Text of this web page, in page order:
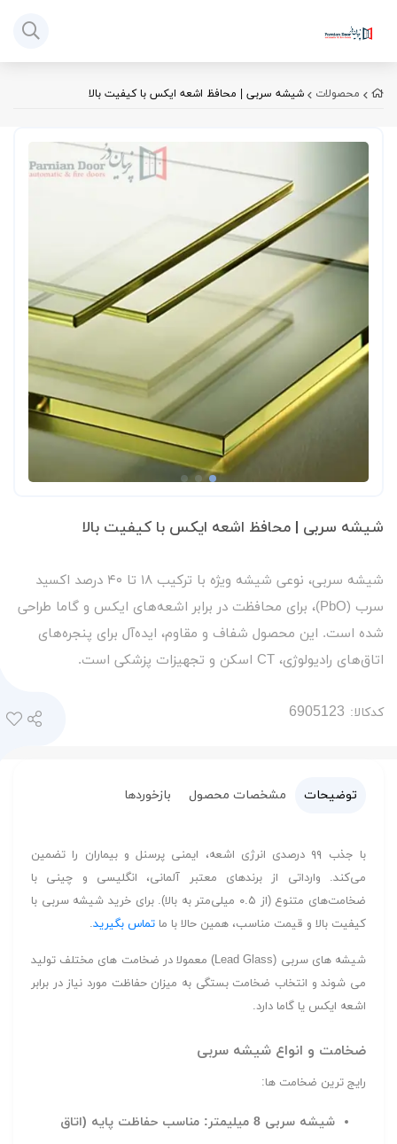
محصولات شیشه سربی | محافظ اشعه ایکس با کیفیت بالا
شیشه سربی | محافظ اشعه ایکس با کیفیت بالا
شیشه سربی، نوعی شیشه ویژه با ترکیب ۱۸ تا ۴۰ درصد اکسید
سرب (PbO)، برای محافظت در برابر اشعه‌های ایکس و گاما طراحی
شده است. این محصول شفاف و مقاوم، ایده‌آل برای پنجره‌های
اتاق‌های رادیولوژی، CT اسکن و تجهیزات پزشکی است.
کدکالا:
توضیحات مشخصات محصول بازخوردها
با جذب ۹۹ درصدی انرژی اشعه، ایمنی پرسنل و بیماران را تضمین
می‌کند. وارداتی از برندهای معتبر آلمانی، انگلیسی و چینی با
ضخامت‌های متنوع (از ۰.۵ میلی‌متر به بالا). برای خرید شیشه سربی با
کیفیت بالا و قیمت مناسب، همین حالا با ما تماس بگیرید.
شیشه های سربی (Lead Glass) معمولا در ضخامت های مختلف تولید
می شوند و انتخاب ضخامت بستگی به میزان حفاظت مورد نیاز در برابر
اشعه ایکس یا گاما دارد.
ضخامت و انواع شیشه سربی
رایج ترین ضخامت ها:
شیشه سربی 8 میلیمتر: مناسب حفاظت پایه (اتاق